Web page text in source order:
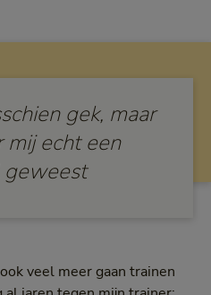
gek, maar
mij echt een
veel meer gaan trainen